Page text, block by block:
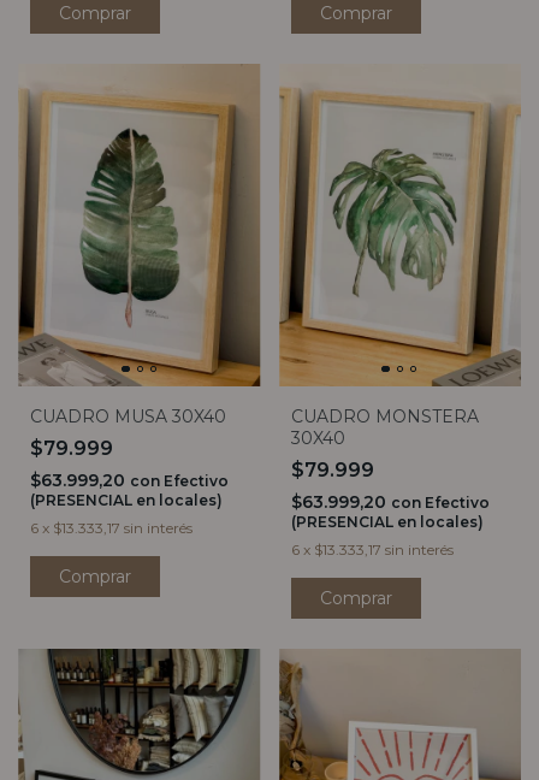
Comprar Comprar
CUADRO MUSA 30X40
$79.999
$63.999,20 con Efectivo
(PRESENCIAL en locales)
6 x $13.333,17 sin interés
Comprar
CUADRO MONSTERA
30X40
$79.999
$63.999,20 con Efectivo
(PRESENCIAL en locales)
6 x $13.333,17 sin interés
Comprar